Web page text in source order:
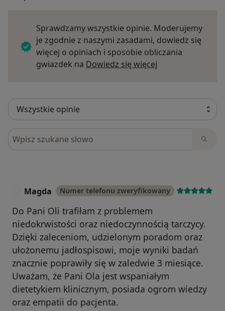
Sprawdzamy wszystkie opinie. Moderujemy
je zgodnie z naszymi zasadami, dowiedz się
więcej o opiniach i sposobie obliczania
gwiazdek na Dowiedz się więcej
Szukaj w opiniach
Magda Numer telefonu zweryfikowany
Do Pani Oli trafiłam z problemem
niedokrwistości oraz niedoczynnością tarczycy.
Dzięki zaleceniom, udzielonym poradom oraz
ułożonemu jadłospisowi, moje wyniki badań
znacznie poprawiły się w zaledwie 3 miesiące.
Uważam, że Pani Ola jest wspaniałym
dietetykiem klinicznym, posiada ogrom wiedzy
oraz empatii do pacjenta.